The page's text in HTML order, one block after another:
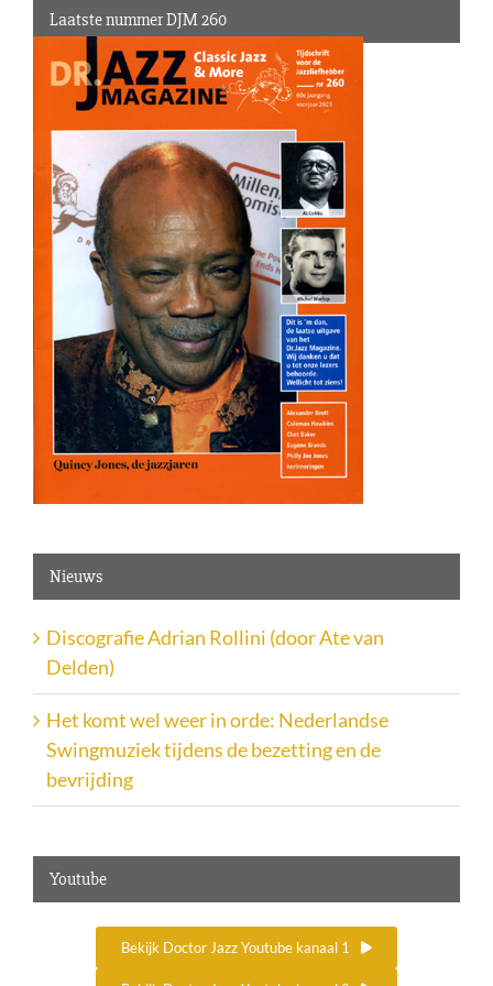
Laatste nummer DJM 260
Nieuws
Discografie Adrian Rollini (door Ate van
Delden)
Het komt wel weer in orde: Nederlandse
Swingmuziek tijdens de bezetting en de
bevrijding
Youtube
Bekijk Doctor Jazz Youtube kanaal 1